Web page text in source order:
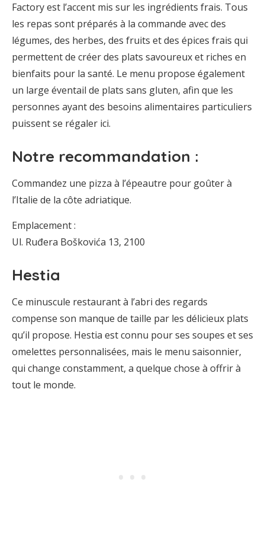
Factory est l’accent mis sur les ingrédients frais. Tous
les repas sont préparés à la commande avec des
légumes, des herbes, des fruits et des épices frais qui
permettent de créer des plats savoureux et riches en
bienfaits pour la santé. Le menu propose également
un large éventail de plats sans gluten, afin que les
personnes ayant des besoins alimentaires particuliers
puissent se régaler ici.
Notre recommandation :
Commandez une pizza à l’épeautre pour goûter à
l’Italie de la côte adriatique.
Emplacement :
Ul. Ruđera Boškovića 13, 2100
Hestia
Ce minuscule restaurant à l’abri des regards
compense son manque de taille par les délicieux plats
qu’il propose. Hestia est connu pour ses soupes et ses
omelettes personnalisées, mais le menu saisonnier,
qui change constamment, a quelque chose à offrir à
tout le monde.